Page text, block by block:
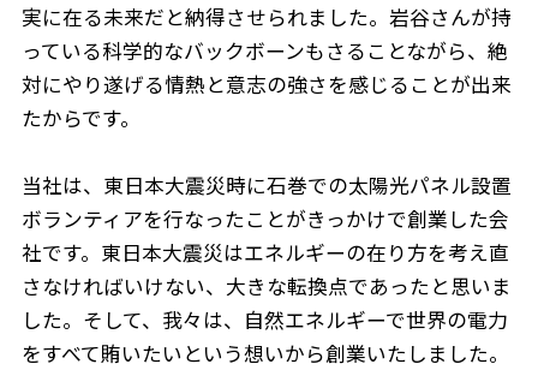
実に在る未来だと納得させられました。岩谷さんが持
っている科学的なバックボーンもさることながら、絶
対にやり遂げる情熱と意志の強さを感じることが出来
たからです。
当社は、東日本大震災時に石巻での太陽光パネル設置
ボランティアを行なったことがきっかけで創業した会
社です。東日本大震災はエネルギーの在り方を考え直
さなければいけない、大きな転換点であったと思いま
した。そして、我々は、自然エネルギーで世界の電力
をすべて賄いたいという想いから創業いたしました。